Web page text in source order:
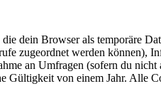
dein Browser als temporäre
zugeordnet werden können),
an Umfragen (sofern du
Gültigkeit von einem Jahr. Alle